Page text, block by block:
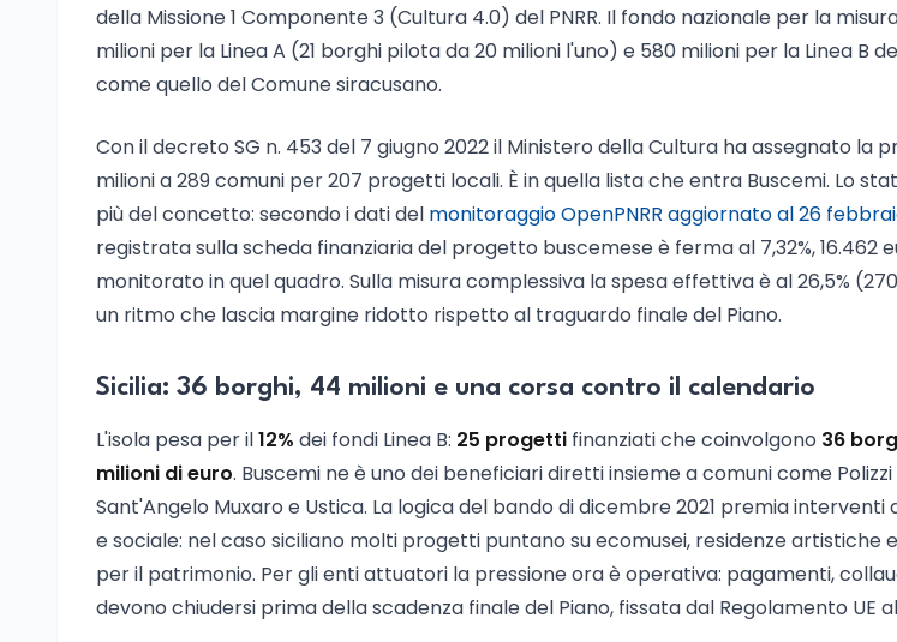
della Missione 1 Componente 3 (Cultura 4.0) del PNRR. Il fondo nazionale per la
milioni per la Linea A (21 borghi pilota da 20 milioni l'uno) e 580 milioni per la Linea B
come quello del Comune siracusano.
Con il decreto SG n. 453 del 7 giugno 2022 il Ministero della Cultura ha assegnato la
milioni a 289 comuni per 207 progetti locali. È in quella lista che entra Buscemi. Lo
più del concetto: secondo i dati del monitoraggio OpenPNRR aggiornato al 26
registrata sulla scheda finanziaria del progetto buscemese è ferma al 7,32%, 16.462
monitorato in quel quadro. Sulla misura complessiva la spesa effettiva è al 26,5%
un ritmo che lascia margine ridotto rispetto al traguardo finale del Piano.
Sicilia: 36 borghi, 44 milioni e una corsa contro il calendario
L'isola pesa per il12% dei fondi Linea B: 25 progetti finanziati che coinvolgono 36
milioni di euro. Buscemi ne è uno dei beneficiari diretti insieme a comuni come
Sant'Angelo Muxaro e Ustica. La logica del bando di dicembre 2021 premia
e sociale: nel caso siciliano molti progetti puntano su ecomusei, residenze artistiche
per il patrimonio. Per gli enti attuatori la pressione ora è operativa: pagamenti,
devono chiudersi prima della scadenza finale del Piano, fissata dal Regolamento UE al